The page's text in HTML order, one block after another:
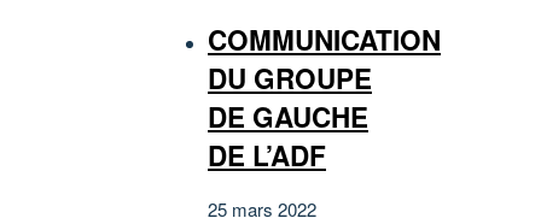
COMMUNICATION
DU GROUPE
DE GAUCHE
DE L’ADF
25 mars 2022